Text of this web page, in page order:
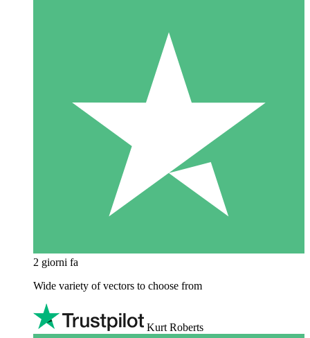
2 giorni fa
Wide variety of vectors to choose from
Kurt Roberts